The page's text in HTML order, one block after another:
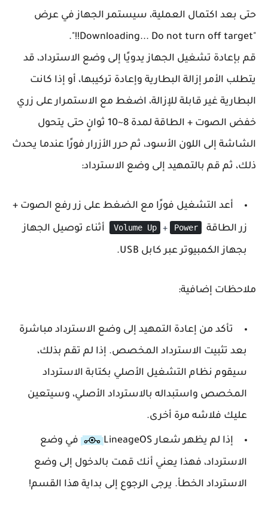
حتى بعد اكتمال العملية، سيستمر الجهاز في عرض
"Downloading... Do not turn off target!!".
قم بإعادة تشغيل الجهاز يدويًا إلى وضع الاسترداد، قد
يتطلب الأمر إزالة البطارية وإعادة تركيبها، أو إذا كانت
البطارية غير قابلة للإزالة، اضغط مع الاستمرار على زري
خفض الصوت + الطاقة لمدة 8~10 ثوانٍ حتى يتحول
الشاشة إلى اللون الأسود، ثم حرر الأزرار فورًا عندما يحدث
ذلك، ثم قم بالتمهيد إلى وضع الاسترداد:
أعد التشغيل فورًا مع الضغط على زر رفع الصوت +
زر الطاقة Volume Up + Power أثناء توصيل الجهاز
بجهاز الكمبيوتر عبر كابل USB.
ملاحظات إضافية:
تأكد من إعادة التمهيد إلى وضع الاسترداد مباشرة
بعد تثبيت الاسترداد المخصص. إذا لم تقم بذلك،
سيقوم نظام التشغيل الأصلي بكتابة الاسترداد
المخصص واستبداله بالاسترداد الأصلي، وسيتعين
عليك فلاشه مرة أخرى.
إذا لم يظهر شعارLineageOS في وضع
الاسترداد، فهذا يعني أنك قمت بالدخول إلى وضع
الاسترداد الخطأ. يرجى الرجوع إلى بداية هذا القسم!